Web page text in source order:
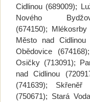
Cidlinou (689009);
Nového
(674150);
Město nad
Obědovice
Osičky (713091);
nad Cidlinou
(741639);
(750671); Stará